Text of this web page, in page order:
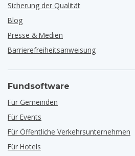
Sicherung der Qualität
Blog
Presse & Medien
Barrierefreiheitsanweisung
Fundsoftware
Für Gemeinden
Für Events
Für Öffentliche Verkehrsunternehmen
Für Hotels